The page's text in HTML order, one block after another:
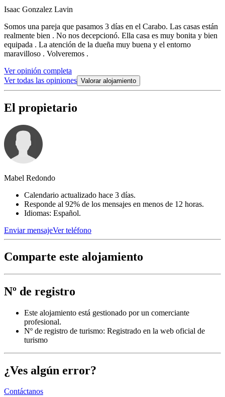
Isaac Gonzalez Lavin
Somos una pareja que pasamos 3 días en el Carabo. Las casas están
realmente bien . No nos decepcionó. Ella casa es muy bonita y bien
equipada . La atención de la dueña muy buena y el entorno
maravilloso . Volveremos .
Ver opinión completa
Ver todas las opiniones Valorar alojamiento
El propietario
Mabel Redondo
Calendario actualizado hace 3 días.
Responde al 92% de los mensajes en menos de 12 horas.
Idiomas: Español.
Enviar mensajeVer teléfono
Comparte este alojamiento
Nº de registro
Este alojamiento está gestionado por un comerciante
profesional.
Nº de registro de turismo: Registrado en la web oficial de
turismo
¿Ves algún error?
Contáctanos